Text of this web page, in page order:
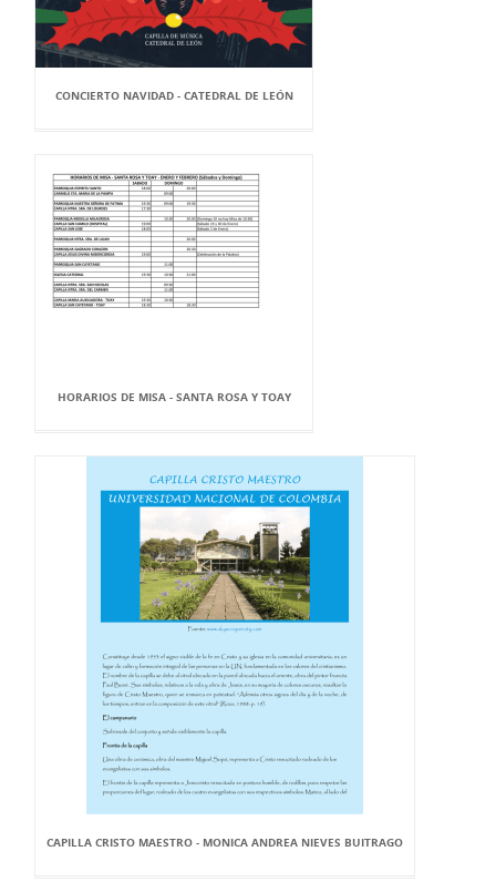
CONCIERTO NAVIDAD - CATEDRAL DE LEÓN
HORARIOS DE MISA - SANTA ROSA Y TOAY
CAPILLA CRISTO MAESTRO - MONICA ANDREA NIEVES BUITRAGO